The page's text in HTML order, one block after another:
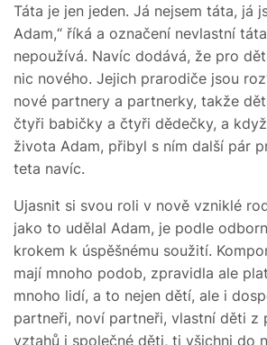
Táta je jen jeden. Já nejsem táta, já
Adam,“ říká a označení nevlastní
nepoužívá. Navíc dodává, že pro
nic nového. Jejich prarodiče jsou
nové partnery a partnerky, takže
čtyři babičky a čtyři dědečky, a
života Adam, přibyl s ním další pár
teta navíc.
Ujasnit si svou roli v nově vzniklé
jako to udělal Adam, je podle
krokem k úspěšnému soužití.
mají mnoho podob, zpravidla ale
mnoho lidí, a to nejen dětí, ale i
partneři, noví partneři, vlastní děti z
vztahů i společné děti, ti všichni do